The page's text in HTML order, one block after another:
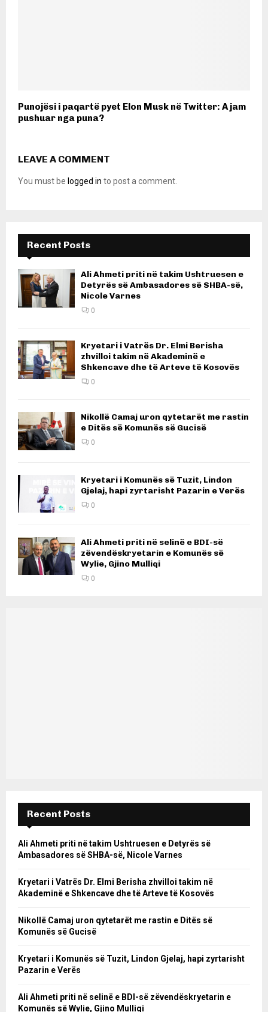
Punojësi i paqartë pyet Elon Musk në Twitter: A jam
pushuar nga puna?
LEAVE A COMMENT
You must be logged in to post a comment.
Recent Posts
Ali Ahmeti priti në takim Ushtruesen e
Detyrës së Ambasadores së SHBA-së,
Nicole Varnes
0
Kryetari i Vatrës Dr. Elmi Berisha
zhvilloi takim në Akademinë e
Shkencave dhe të Arteve të Kosovës
0
Nikollë Camaj uron qytetarët me rastin
e Ditës së Komunës së Gucisë
0
Kryetari i Komunës së Tuzit, Lindon
Gjelaj, hapi zyrtarisht Pazarin e Verës
0
Ali Ahmeti priti në selinë e BDI-së
zëvendëskryetarin e Komunës së
Wylie, Gjino Mulliqi
0
Recent Posts
Ali Ahmeti priti në takim Ushtruesen e Detyrës së
Ambasadores së SHBA-së, Nicole Varnes
Kryetari i Vatrës Dr. Elmi Berisha zhvilloi takim në
Akademinë e Shkencave dhe të Arteve të Kosovës
Nikollë Camaj uron qytetarët me rastin e Ditës së
Komunës së Gucisë
Kryetari i Komunës së Tuzit, Lindon Gjelaj, hapi zyrtarisht
Pazarin e Verës
Ali Ahmeti priti në selinë e BDI-së zëvendëskryetarin e
Komunës së Wylie, Gjino Mulliqi